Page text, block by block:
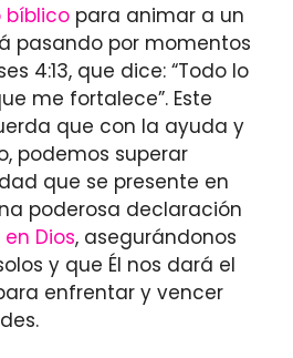
bíblico para animar a un
pasando por momentos
4:13, que dice: “Todo lo
me fortalece”. Este
que con la ayuda y
podemos superar
que se presente en
poderosa declaración
Dios, asegurándonos
y que Él nos dará el
enfrentar y vencer